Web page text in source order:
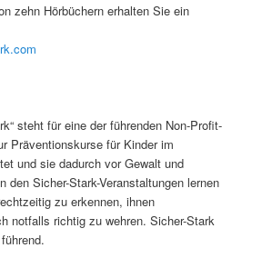
zehn Hörbüchern erhalten Sie ein
steht für eine der führenden Non-Profit-
Präventionskurse für Kinder im
und sie dadurch vor Gewalt und
den Sicher-Stark-Veranstaltungen lernen
zu erkennen, ihnen
notfalls richtig zu wehren. Sicher-Stark